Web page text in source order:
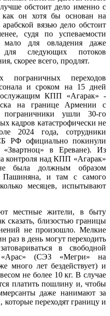
обстоит дело именно с
как он хотя бы основан на
вязью дело обстоит
судя по успеваемости
мало для овладения даже
для следующих потоков
скорее всего, продлят.
пограничных переходов
и сроком на 15 дней
КПП «Агарак» -
на границе Армении с
ушли 30-го
кадров катастрофически не
2024 года, сотрудники
РФ официально покинули
в Ереване). Из
контроля над КПП «Агарак»
была должным образом
Пашиняна, и там с самого
месяцев, испытывают
местные жители, в быту
сказать, близостью границы
не произошло. Мелкие
раз в день могут переходить
в свободной
«Арас» (СЭЗ «Мегри» на
много лет бездействует) и
не более 10 кг. В случае
платить пошлину и, чтобы
даже нанимают за
переходят границу и